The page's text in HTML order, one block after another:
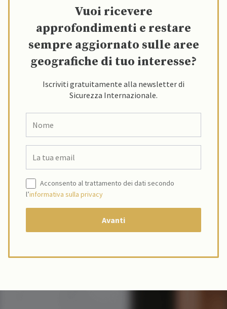
Vuoi ricevere
approfondimenti e restare
sempre aggiornato sulle aree
geografiche di tuo interesse?
Iscriviti gratuitamente alla newsletter di
Sicurezza Internazionale.
Acconsento al trattamento dei dati secondo
l’informativa sulla privacy